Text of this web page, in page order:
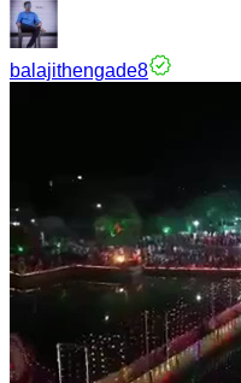
balajithengade8